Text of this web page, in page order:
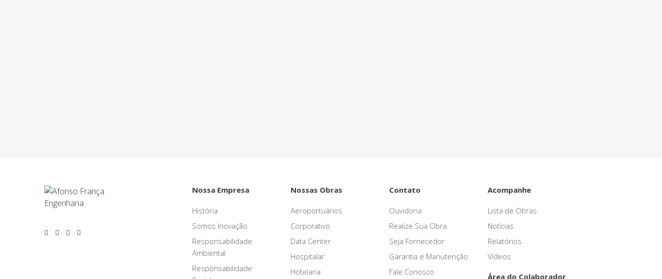
Nossa Empresa
História
Somos Inovação
Responsabilidade
Ambiental
Responsabilidade
Nossas Obras
Aeroportuários
Corporativo
Data Center
Hospitalar
Hotelaria
Contato
Ouvidoria
Realize Sua Obra
Seja Fornecedor
Garantia e Manutenção
Fale Conosco
Acompanhe
Lista de Obras
Notícias
Relatórios
Vídeos
Área do Colaborador